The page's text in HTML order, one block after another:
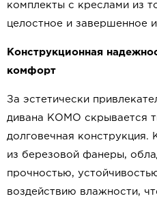
комплекты с креслами из
целостное и завершенное
Конструкционная
комфорт
За эстетически
дивана КОМО скрывается
долговечная конструкция.
из березовой фанеры,
прочностью,
воздействию влажности,